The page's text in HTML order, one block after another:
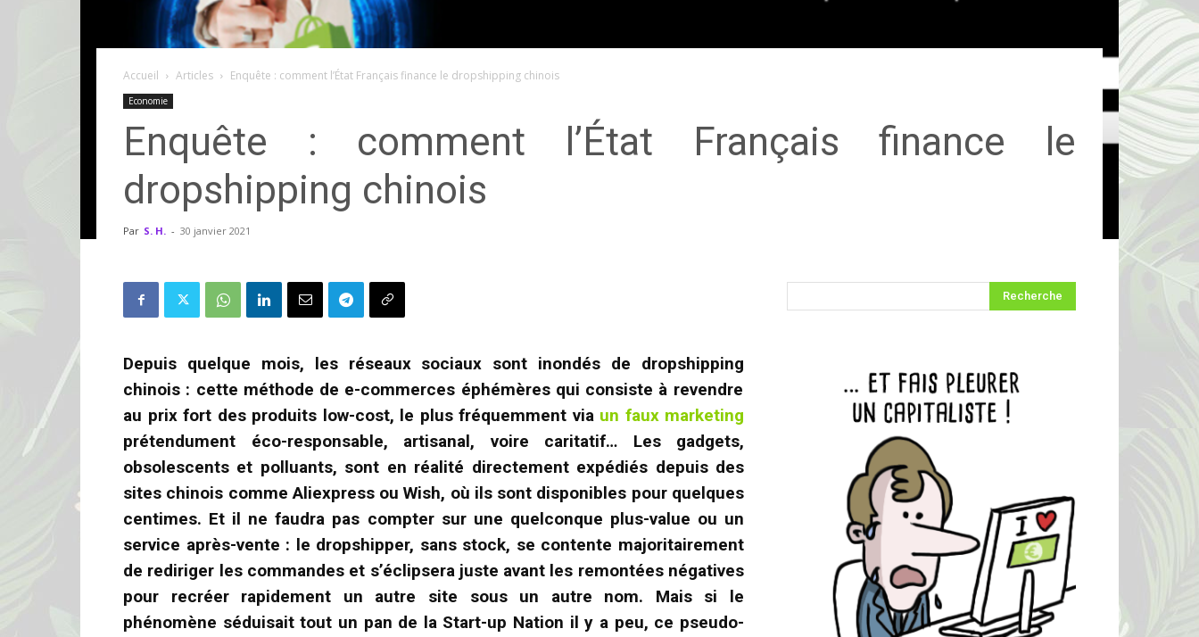
Accueil Articles Enquête : comment l’État Français finance le dropshipping chinois
Economie
Enquête : comment l’État Français finance le
dropshipping chinois
Par S. H. - 30 janvier 2021
Depuis quelque mois, les réseaux sociaux sont inondés de dropshipping
chinois : cette méthode de e-commerces éphémères qui consiste à revendre
au prix fort des produits low-cost, le plus fréquemment via un faux marketing
prétendument éco-responsable, artisanal, voire caritatif… Les gadgets,
obsolescents et polluants, sont en réalité directement expédiés depuis des
sites chinois comme Aliexpress ou Wish, où ils sont disponibles pour quelques
centimes. Et il ne faudra pas compter sur une quelconque plus-value ou un
service après-vente : le dropshipper, sans stock, se contente majoritairement
de rediriger les commandes et s’éclipsera juste avant les remontées négatives
pour recréer rapidement un autre site sous un autre nom. Mais si le
phénomène séduisait tout un pan de la Start-up Nation il y a peu, ce pseudo-